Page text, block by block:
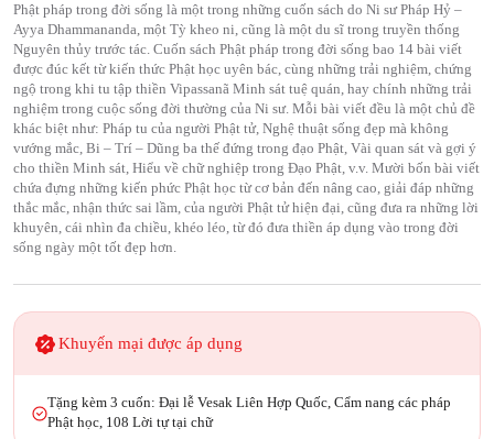
Phật pháp trong đời sống là một trong những cuốn sách do Ni sư Pháp Hỷ –
Ayya Dhammananda, một Tỳ kheo ni, cũng là một du sĩ trong truyền thống
Nguyên thủy trước tác. Cuốn sách Phật pháp trong đời sống bao 14 bài viết
được đúc kết từ kiến thức Phật học uyên bác, cùng những trải nghiệm, chứng
ngộ trong khi tu tập thiền Vipassanã Minh sát tuệ quán, hay chính những trải
nghiệm trong cuộc sống đời thường của Ni sư. Mỗi bài viết đều là một chủ đề
khác biệt như: Pháp tu của người Phật tử, Nghệ thuật sống đẹp mà không
vướng mắc, Bi – Trí – Dũng ba thế đứng trong đạo Phật, Vài quan sát và gợi ý
cho thiền Minh sát, Hiểu về chữ nghiệp trong Đạo Phật, v.v. Mười bốn bài viết
chứa đựng những kiến phức Phật học từ cơ bản đến nâng cao, giải đáp những
thắc mắc, nhận thức sai lầm, của người Phật tử hiện đại, cũng đưa ra những lời
khuyên, cái nhìn đa chiều, khéo léo, từ đó đưa thiền áp dụng vào trong đời
sống ngày một tốt đẹp hơn.
Khuyến mại được áp dụng
Tặng kèm 3 cuốn: Đại lễ Vesak Liên Hợp Quốc, Cẩm nang các pháp
Phật học, 108 Lời tự tại chữ